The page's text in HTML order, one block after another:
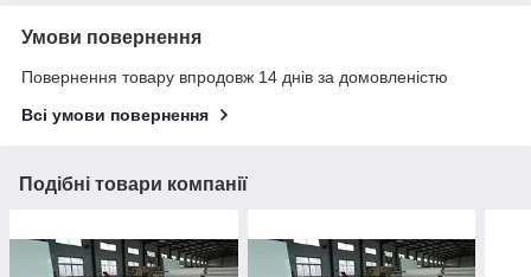
Умови повернення
Повернення товару впродовж 14 днів за домовленістю
Всі умови повернення
Подібні товари компанії